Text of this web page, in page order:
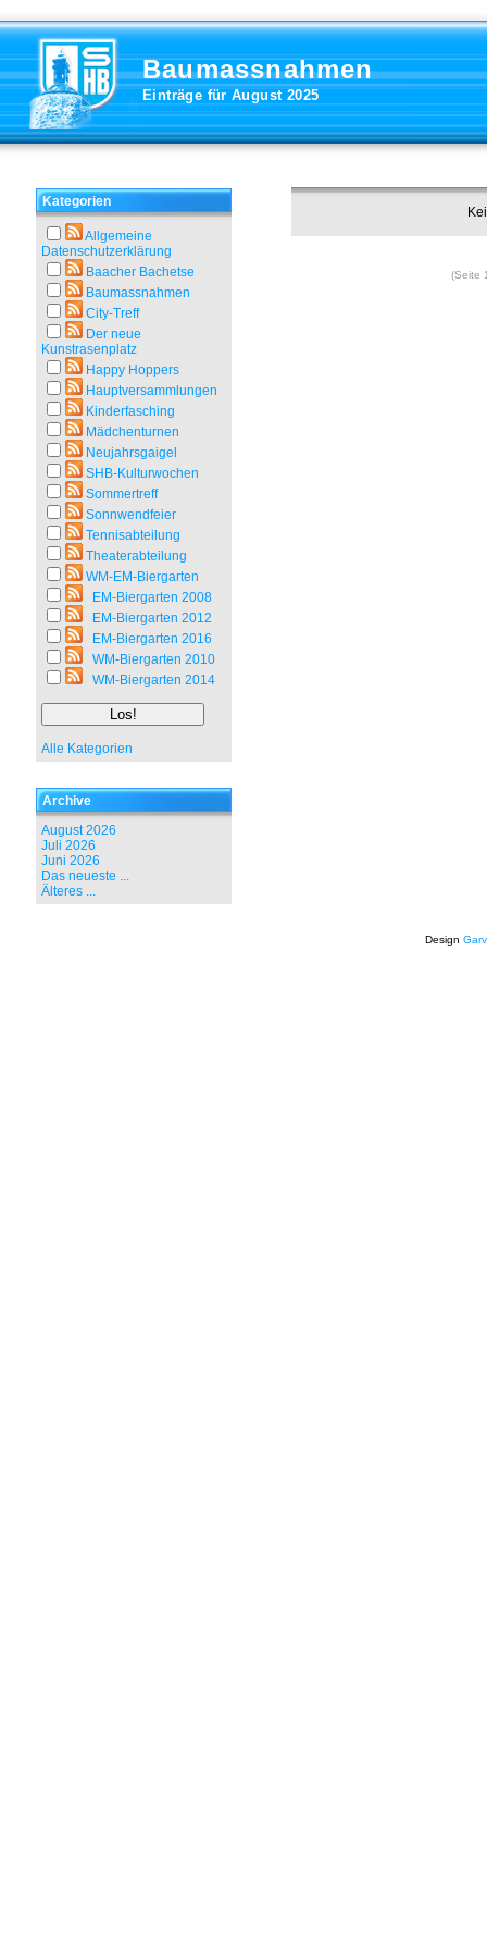
Baumassnahmen
Einträge für August 2025
Kategorien
Allgemeine
Datenschutzerklärung
Baacher Bachetse
Baumassnahmen
City-Treff
Der neue
Kunstrasenplatz
Happy Hoppers
Hauptversammlungen
Kinderfasching
Mädchenturnen
Neujahrsgaigel
SHB-Kulturwochen
Sommertreff
Sonnwendfeier
Tennisabteilung
Theaterabteilung
WM-EM-Biergarten
EM-Biergarten 2008
EM-Biergarten 2012
EM-Biergarten 2016
WM-Biergarten 2010
WM-Biergarten 2014
Alle Kategorien
Archive
August 2026
Juli 2026
Juni 2026
Das neueste ...
Älteres ...
(Seite
Design